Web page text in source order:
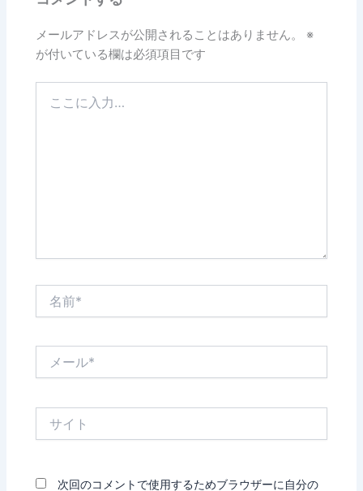
メールアドレスが公開されることはありません。
※
が付いている欄は必須項目です
次回のコメントで使用するためブラウザーに自分の